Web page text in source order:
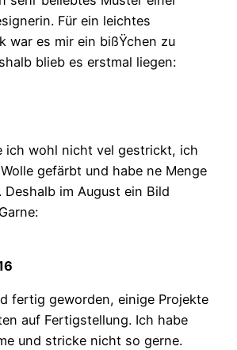
Für ein leichtes
war es mir ein bißŸchen zu
blieb es erstmal liegen:
ich wohl nicht vel gestrickt, ich
gefärbt und habe ne Menge
Deshalb im August ein Bild
fertig geworden, einige Projekte
auf Fertigstellung. Ich habe
und stricke nicht so gerne.